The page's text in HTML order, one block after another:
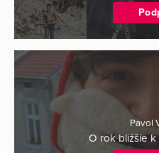
Pavol
O rok bližšie k